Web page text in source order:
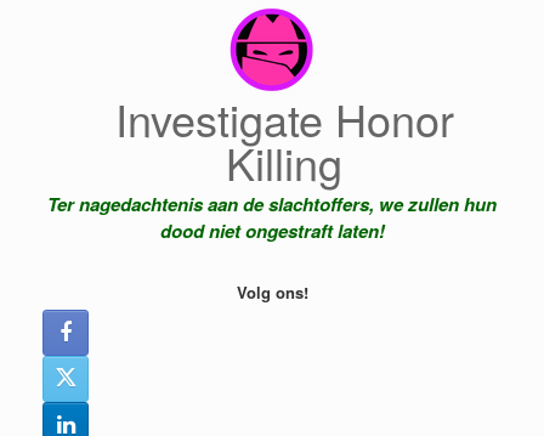
Investigate Honor
Killing
Ter nagedachtenis aan de slachtoffers, we zullen hun
dood niet ongestraft laten!
Volg ons!